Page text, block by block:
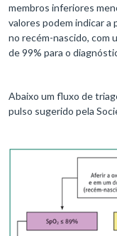
membros inferiores
valores podem indicar
no recém-nascido, com
de 99% para o
Abaixo um fluxo de
pulso sugerido pela